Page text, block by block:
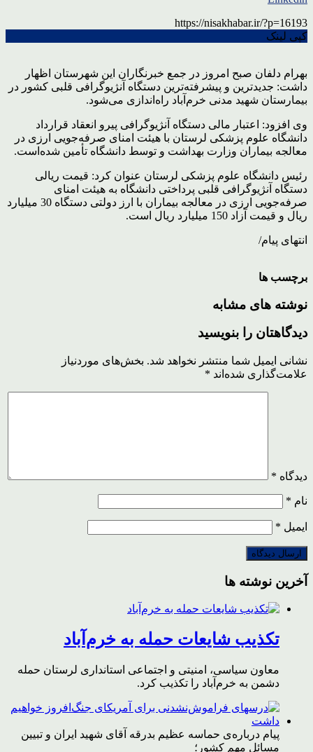
https://nisakhabar.ir/?p=16193
کپی لینک
بهرام دلفان صبح امروز در جمع خبرنگاران این شهرستان اظهار
داشت: جدیدترین و پیشرفته‌ترین دستگاه آنژیوگرافی قلبی کشور در
بیمارستان شهید مدنی خرم‌آباد راه‌اندازی می‌شود.
وی افزود: اعتبار مالی دستگاه آنژیوگرافی پیرو انعقاد قرارداد
دانشگاه علوم پزشکی لرستان با هیئت امنای صرفه‌جویی ارزی در
معالجه بیماران وزارت بهداشت و توسط دانشگاه تأمین شده‌است.
رئیس دانشگاه علوم پزشکی لرستان عنوان کرد: قیمت ریالی
دستگاه آنژیوگرافی قلبی پرداختی دانشگاه به هیئت امنای
صرفه‌جویی ارزی در معالجه بیماران با ارز دولتی دستگاه 30 میلیارد
ریال و قیمت آزاد 150 میلیارد ریال است.
انتهای پیام/
برچسب ها
نوشته های مشابه
دیدگاهتان را بنویسید
نشانی ایمیل شما منتشر نخواهد شد. بخش‌های موردنیاز
علامت‌گذاری شده‌اند *
دیدگاه *
نام *
ایمیل *
آخرین نوشته ها
تکذیب شایعات حمله به خرم‌آباد
معاون سیاسی، امنیتی و اجتماعی استانداری لرستان حمله
دشمن به خرم‌آباد را تکذیب کرد.
پیام درباره‌ی حماسه عظیم بدرقه آقای شهید ایران و تبیین
مسائل مهم کشور؛